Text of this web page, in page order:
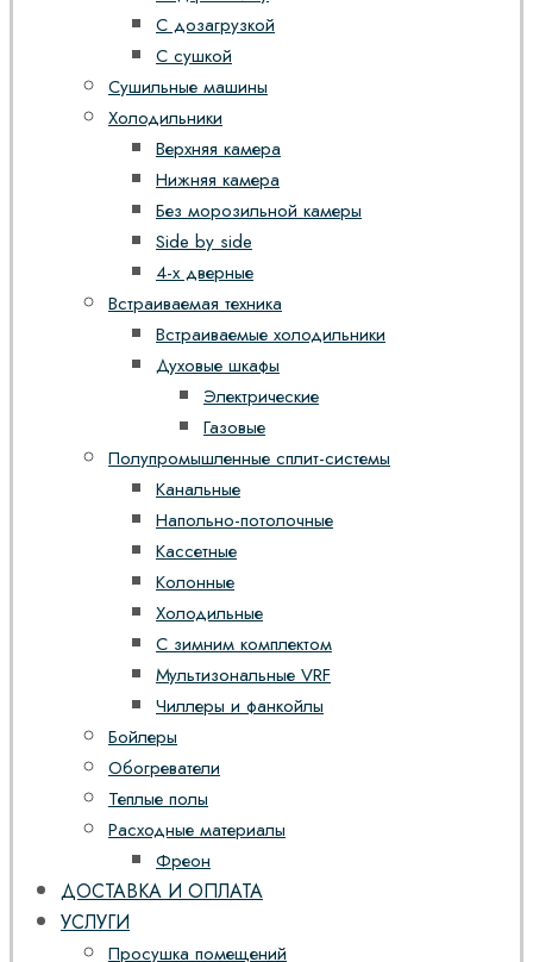
С дозагрузкой
С сушкой
Сушильные машины
Холодильники
Верхняя камера
Нижняя камера
Без морозильной камеры
Side by side
4-х дверные
Встраиваемая техника
Встраиваемые холодильники
Духовые шкафы
Электрические
Газовые
Полупромышленные сплит-системы
Канальные
Напольно-потолочные
Кассетные
Колонные
Холодильные
С зимним комплектом
Мультизональные VRF
Чиллеры и фанкойлы
Бойлеры
Обогреватели
Теплые полы
Расходные материалы
Фреон
ДОСТАВКА И ОПЛАТА
УСЛУГИ
Просушка помещений